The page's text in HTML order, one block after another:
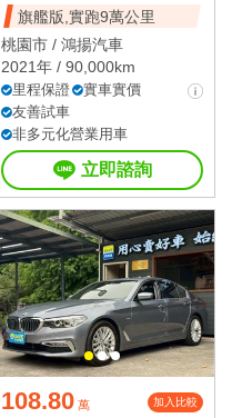
旗艦版,實跑9萬公里
桃園市 / 鴻揚汽車
2021年 / 90,000km
里程保證
實車實價
友善試車
非多元化營業用車
立即諮詢
108.80 萬 加入比較